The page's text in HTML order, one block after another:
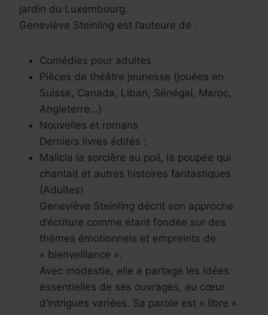
jardin du Luxembourg.
Geneviève Steinling est l’auteure de :
Comédies pour adultes
Pièces de théâtre jeunesse (jouées en
Suisse, Canada, Liban, Sénégal, Maroc,
Angleterre…)
Nouvelles et romans
Derniers livres édités :
Malicia la sorcière au poil, la poupée qui
chantait et autres histoires fantastiques
(Adultes)
Geneviève Steinling décrit son approche
d’écriture comme étant fondée sur des
thèmes émotionnels et empreints de
« bienveillance ».
Avec modestie, elle a partagé les idées
essentielles de ses ouvrages, au cœur
d’intrigues variées. Sa parole est « libre »